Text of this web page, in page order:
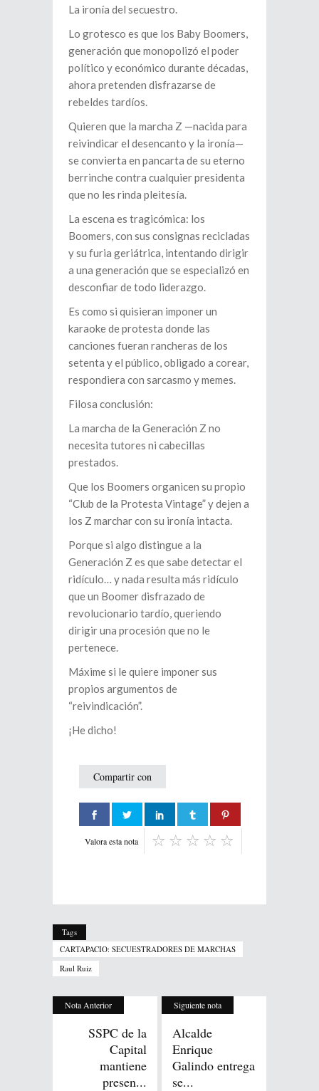
La ironía del secuestro.
Lo grotesco es que los Baby Boomers,
generación que monopolizó el poder
político y económico durante décadas,
ahora pretenden disfrazarse de
rebeldes tardíos.
Quieren que la marcha Z —nacida para
reivindicar el desencanto y la ironía—
se convierta en pancarta de su eterno
berrinche contra cualquier presidenta
que no les rinda pleitesía.
La escena es tragicómica: los
Boomers, con sus consignas recicladas
y su furia geriátrica, intentando dirigir
a una generación que se especializó en
desconfiar de todo liderazgo.
Es como si quisieran imponer un
karaoke de protesta donde las
canciones fueran rancheras de los
setenta y el público, obligado a corear,
respondiera con sarcasmo y memes.
Filosa conclusión:
La marcha de la Generación Z no
necesita tutores ni cabecillas
prestados.
Que los Boomers organicen su propio
“Club de la Protesta Vintage” y dejen a
los Z marchar con su ironía intacta.
Porque si algo distingue a la
Generación Z es que sabe detectar el
ridículo… y nada resulta más ridículo
que un Boomer disfrazado de
revolucionario tardío, queriendo
dirigir una procesión que no le
pertenece.
Máxime si le quiere imponer sus
propios argumentos de
“reivindicación”.
¡He dicho!
Compartir con
Valora esta nota
Tags
CARTAPACIO: SECUESTRADORES DE MARCHAS
Raul Ruiz
Nota Anterior
SSPC de la
Capital
mantiene
presen...
Siguiente nota
Alcalde
Enrique
Galindo entrega
se...